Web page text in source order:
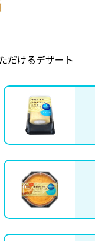
だけるデザート